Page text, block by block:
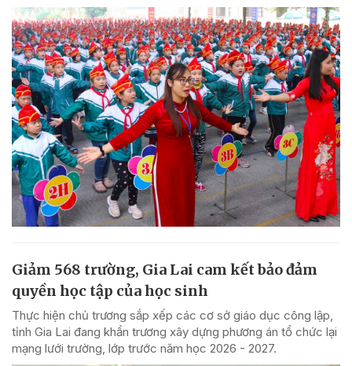
Giảm 568 trường, Gia Lai cam kết bảo đảm
quyền học tập của học sinh
Thực hiện chủ trương sắp xếp các cơ sở giáo dục công lập,
tỉnh Gia Lai đang khẩn trương xây dựng phương án tổ chức lại
mạng lưới trường, lớp trước năm học 2026 - 2027.